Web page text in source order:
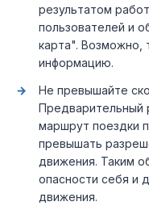
результатом
пользователей и
карта". Возможно,
информацию.
Не превышайте
Предварительный
маршрут поездки
превышать
движения. Таким
опасности себя и
движения.